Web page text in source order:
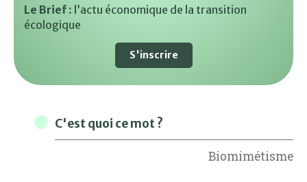
Le Brief : l’actu économique de la transition
écologique
S'inscrire
C'est quoi ce mot ?
Biomimétisme